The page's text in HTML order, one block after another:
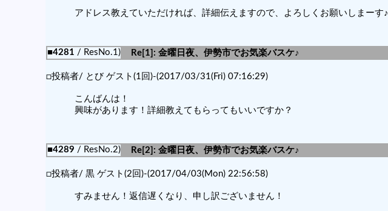
アドレス教えていただければ、詳細伝えますので、よろしくお願いしまーす♪
■4281 / ResNo.1)
Re[1]: 金曜日夜、伊勢市でお気楽バスケ♪
□投稿者/ とび ゲスト(1回)-(2017/03/31(Fri) 07:16:29)
こんばんは！
興味があります！詳細教えてもらってもいいですか？
■4289 / ResNo.2)
Re[2]: 金曜日夜、伊勢市でお気楽バスケ♪
□投稿者/ 黒 ゲスト(2回)-(2017/04/03(Mon) 22:56:58)
すみません！返信遅くなり、申し訳ございません！